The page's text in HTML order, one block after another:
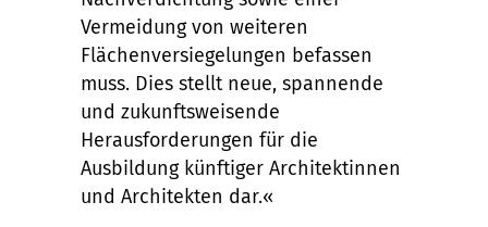
Vermeidung von weiteren
Flächenversiegelungen befassen
muss. Dies stellt neue, spannende
und zukunftsweisende
Herausforderungen für die
Ausbildung künftiger Architektinnen
und Architekten dar.«